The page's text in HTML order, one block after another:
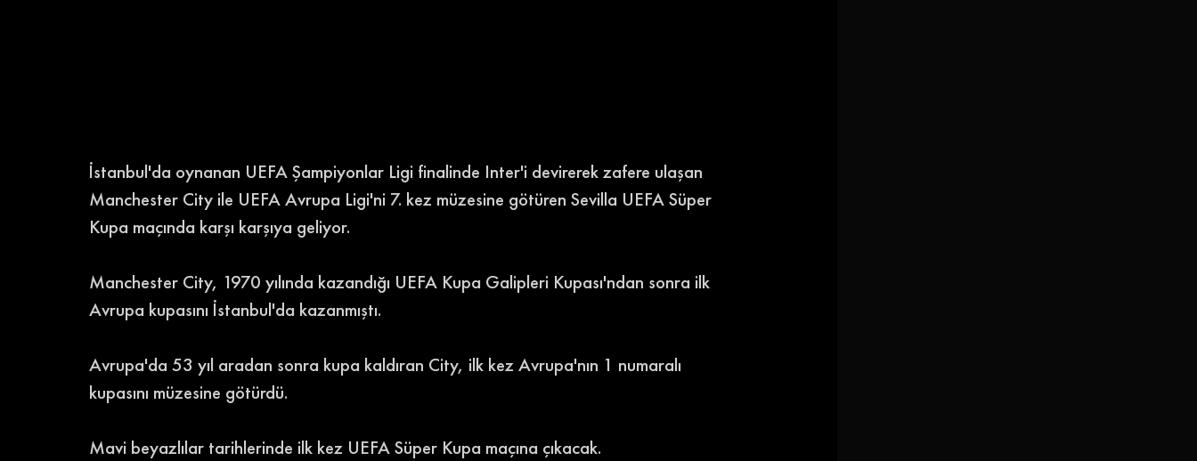
İstanbul'da oynanan UEFA Şampiyonlar Ligi finalinde Inter'i devirerek zafere ulaşan
Manchester City ile UEFA Avrupa Ligi'ni 7. kez müzesine götüren Sevilla UEFA Süper
Kupa maçında karşı karşıya geliyor.
Manchester City, 1970 yılında kazandığı UEFA Kupa Galipleri Kupası'ndan sonra ilk
Avrupa kupasını İstanbul'da kazanmıştı.
Avrupa'da 53 yıl aradan sonra kupa kaldıran City, ilk kez Avrupa'nın 1 numaralı
kupasını müzesine götürdü.
Mavi beyazlılar tarihlerinde ilk kez UEFA Süper Kupa maçına çıkacak.